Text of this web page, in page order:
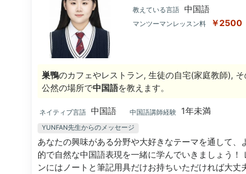
教えている言語 中国語
マンツーマンレッスン料 ￥2500
巣鴨のカフェやレストラン, 生徒の自宅(家庭教師), そ
公然の場所で中国語を教えます。
ネイティブ言語 中国語 中国語講師経験 1年未満
YUNFAN先生からのメッセージ
あなたの興味がある分野や大好きなテーマを通して、
的で自然な中国語表現を一緒に学んでいきましょう！
ンにはノートと筆記用具だけお持ちいただければ大丈